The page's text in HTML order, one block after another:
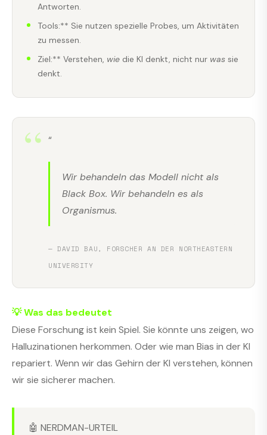
Antworten.
Tools:** Sie nutzen spezielle Probes, um Aktivitäten
zu messen.
Ziel:** Verstehen, wie die KI denkt, nicht nur was sie
denkt.
“
Wir behandeln das Modell nicht als
Black Box. Wir behandeln es als
Organismus.
— DAVID BAU, FORSCHER AN DER NORTHEASTERN
UNIVERSITY
💡 Was das bedeutet
Diese Forschung ist kein Spiel. Sie könnte uns zeigen, wo
Halluzinationen herkommen. Oder wie man Bias in der KI
repariert. Wenn wir das Gehirn der KI verstehen, können
wir sie sicherer machen.
🤖 NERDMAN-URTEIL